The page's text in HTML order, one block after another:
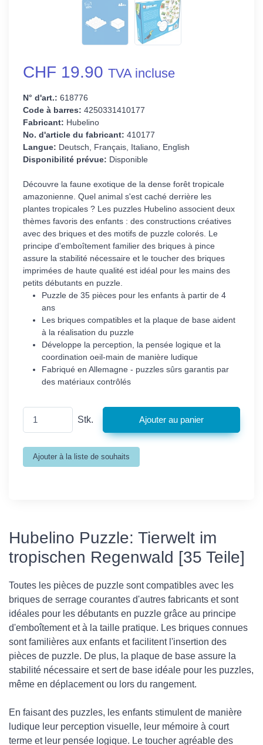
CHF 19.90 TVA incluse
N° d'art.: 618776
Code à barres: 4250331410177
Fabricant: Hubelino
No. d'article du fabricant: 410177
Langue: Deutsch, Français, Italiano, English
Disponibilité prévue: Disponible
Découvre la faune exotique de la dense forêt tropicale
amazonienne. Quel animal s'est caché derrière les
plantes tropicales ? Les puzzles Hubelino associent deux
thèmes favoris des enfants : des constructions créatives
avec des briques et des motifs de puzzle colorés. Le
principe d'emboîtement familier des briques à pince
assure la stabilité nécessaire et le toucher des briques
imprimées de haute qualité est idéal pour les mains des
petits débutants en puzzle.
Puzzle de 35 pièces pour les enfants à partir de 4
ans
Les briques compatibles et la plaque de base aident
à la réalisation du puzzle
Développe la perception, la pensée logique et la
coordination oeil-main de manière ludique
Fabriqué en Allemagne - puzzles sûrs garantis par
des matériaux contrôlés
Stk.
Hubelino Puzzle: Tierwelt im
tropischen Regenwald [35 Teile]
Toutes les pièces de puzzle sont compatibles avec les
briques de serrage courantes d'autres fabricants et sont
idéales pour les débutants en puzzle grâce au principe
d'emboîtement et à la taille pratique. Les briques connues
sont familières aux enfants et facilitent l'insertion des
pièces de puzzle. De plus, la plaque de base assure la
stabilité nécessaire et sert de base idéale pour les puzzles,
même en déplacement ou lors du rangement.
En faisant des puzzles, les enfants stimulent de manière
ludique leur perception visuelle, leur mémoire à court
terme et leur pensée logique. Le toucher agréable des